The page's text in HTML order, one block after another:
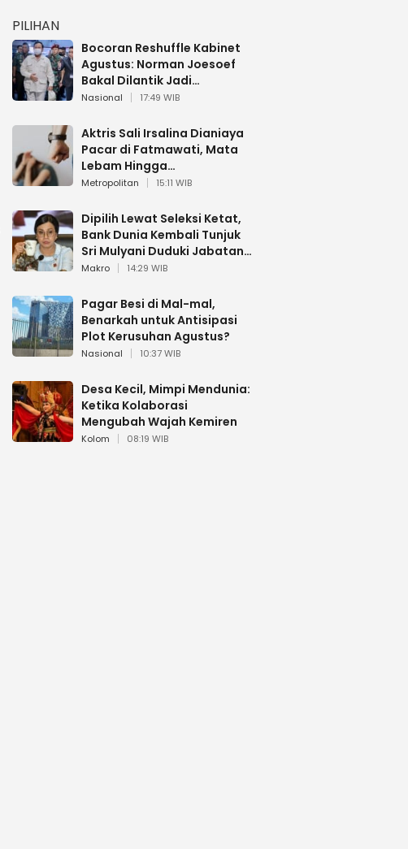
PILIHAN
Bocoran Reshuffle Kabinet
Agustus: Norman Joesoef
Bakal Dilantik Jadi
Wamenhan RI
Nasional 17:49 WIB
Aktris Sali Irsalina Dianiaya
Pacar di Fatmawati, Mata
Lebam Hingga
Diselamatkan Polantas
Metropolitan 15:11 WIB
Dipilih Lewat Seleksi Ketat,
Bank Dunia Kembali Tunjuk
Sri Mulyani Duduki Jabatan
Strategis
Makro 14:29 WIB
Pagar Besi di Mal-mal,
Benarkah untuk Antisipasi
Plot Kerusuhan Agustus?
Nasional 10:37 WIB
Desa Kecil, Mimpi Mendunia:
Ketika Kolaborasi
Mengubah Wajah Kemiren
Kolom 08:19 WIB